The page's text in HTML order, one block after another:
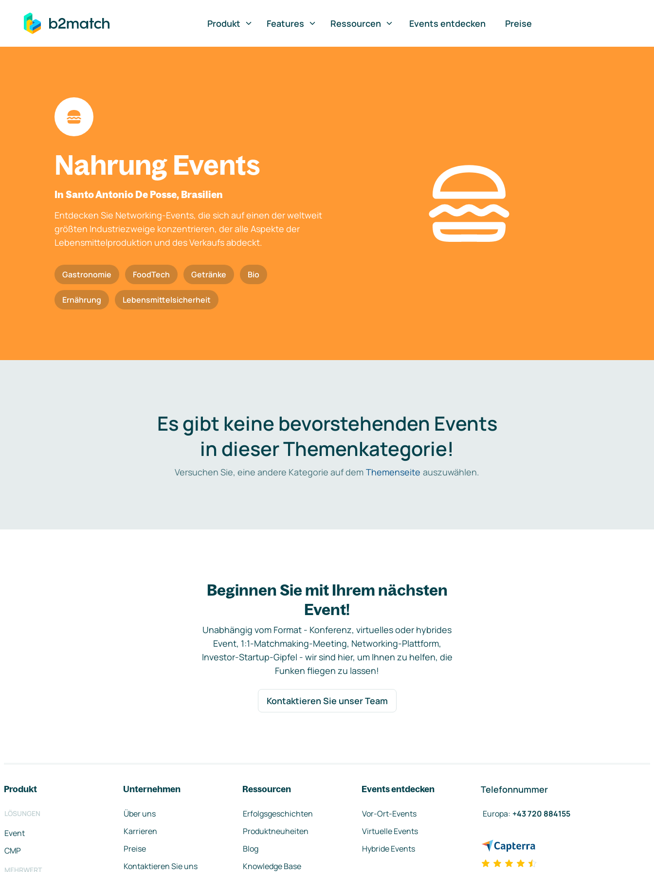
springen
Produkt
Features Ressourcen Events entdecken Preise
Nahrung Events
In Santo Antonio De Posse, Brasilien
Entdecken Sie Networking-Events, die sich auf einen der weltweit
größten Industriezweige konzentrieren, der alle Aspekte der
Lebensmittelproduktion und des Verkaufs abdeckt.
Gastronomie FoodTech Getränke Bio
Ernährung Lebensmittelsicherheit
Es gibt keine bevorstehenden Events
in dieser Themenkategorie!
Versuchen Sie, eine andere Kategorie auf dem Themenseite auszuwählen.
Beginnen Sie mit Ihrem nächsten
Event!
Unabhängig vom Format - Konferenz, virtuelles oder hybrides
Event, 1:1-Matchmaking-Meeting, Networking-Plattform,
Investor-Startup-Gipfel - wir sind hier, um Ihnen zu helfen, die
Funken fliegen zu lassen!
Kontaktieren Sie unser Team
Produkt
LÖSUNGEN
Event
CMP
MEHRWERT
Unternehmen
Über uns
Karrieren
Preise
Kontaktieren Sie uns
Ressourcen
Erfolgsgeschichten
Produktneuheiten
Blog
Knowledge Base
Events entdecken
Vor-Ort-Events
Virtuelle Events
Hybride Events
Telefonnummer
Europa: +43 720 884155